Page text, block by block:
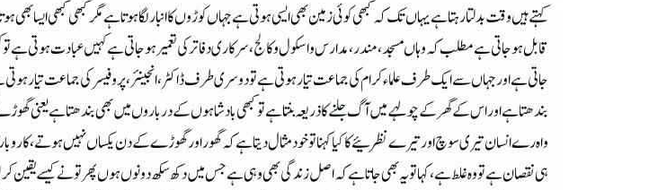
کہتے ہیں وقت بدلتا رہتا ہے یہاں تک کہ کبھی کوئی زمین بھی ایسی ہوتی ہے جہاں کوڑوں کا انبار لگا ہوتا ہے مگر کبھی کبھی
قابل ہو جاتی ہے مطلب کہ وہاں مسجد ، مندر، مدارس و اسکول و کالج ، سرکاری دفاتر کی تعمیر ہوجاتی ہے کہیں عبادت ہوتی
جاتی ہے اور جہاں سے ایک طرف علماء کرام کی جماعت تیار ہوتی ہے تو دوسری طرف ڈاکٹر ، انجینئر، پروفیسر کی جماعت
بندھتا ہے اور اس کے گھر کے چولہے میں آگ جلنے کا ذریعہ بنتا ہے تو کبھی بادشاہوں کے درباروں میں بھی بندھتا ہے یعنی گھوڑے
واہ رے انسان تیری سوچ اور تیرے نظرئیے کا کیا کہنا تو خود مثال دیتا ہے کہ گھور اور گھوڑے کے دن یکساں نہیں ہوتے ،
ہی نقصان ہے تو وہ غلط ہے ، کہا تو یہ بھی جاتاہے کہ اصل زندگی بھی وہی ہے جس میں دکھ سکھ دونوں ہوں پھر تونے کیسے یقین